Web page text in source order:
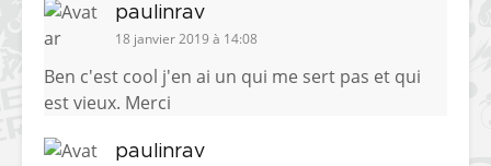
paulinrav
18 janvier 2019 à 14:08
Ben c'est cool j'en ai un qui me sert pas et qui
est vieux. Merci
paulinrav